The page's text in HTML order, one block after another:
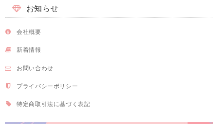
お知らせ
会社概要
新着情報
お問い合わせ
プライバシーポリシー
特定商取引法に基づく表記